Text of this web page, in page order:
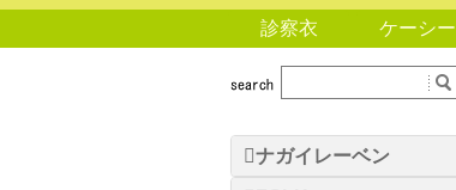
診察衣 ケーシー
ナガイレーベン